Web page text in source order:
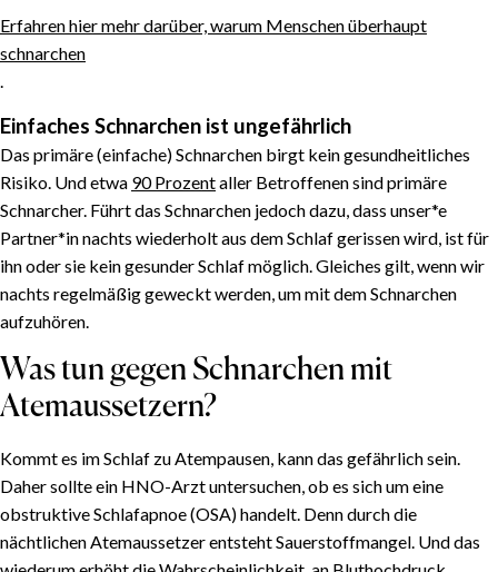
Erfahren hier mehr darüber, warum Menschen überhaupt
schnarchen
.
Einfaches Schnarchen ist ungefährlich
Das primäre (einfache) Schnarchen birgt kein gesundheitliches
Risiko. Und etwa 90 Prozentaller Betroffenen sind primäre
Schnarcher. Führt das Schnarchen jedoch dazu, dass unser*e
Partner*in nachts wiederholt aus dem Schlaf gerissen wird, ist für
ihn oder sie kein gesunder Schlaf möglich. Gleiches gilt, wenn wir
nachts regelmäßig geweckt werden, um mit dem Schnarchen
aufzuhören.
Was tun gegen Schnarchen mit
Atemaussetzern?
Kommt es im Schlaf zu Atempausen, kann das gefährlich sein.
Daher sollte ein HNO-Arzt untersuchen, ob es sich um eine
obstruktive Schlafapnoe (OSA) handelt. Denn durch die
nächtlichen Atemaussetzer entsteht Sauerstoffmangel. Und das